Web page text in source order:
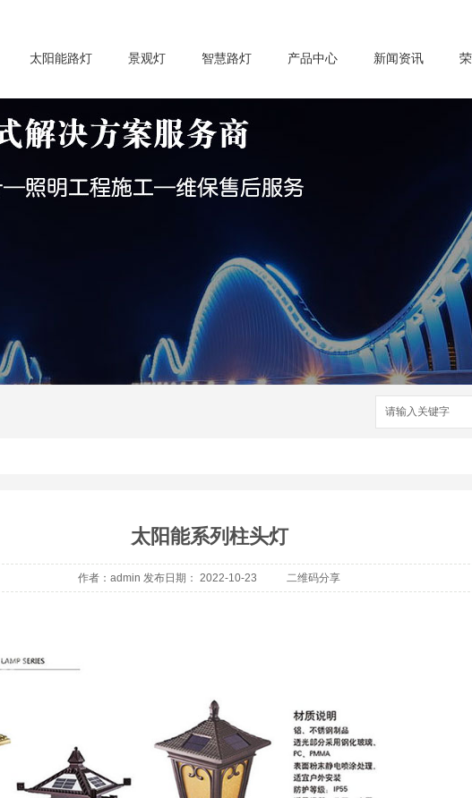
太阳能路灯 景观灯 智慧路灯 产品中心 新闻资讯
太阳能系列柱头灯
作者：admin 发布日期： 2022-10-23 二维码分享